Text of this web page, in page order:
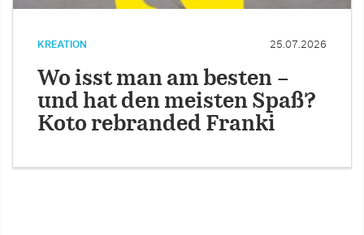
KREATION 25.07.2026
Wo isst man am besten –
und hat den meisten Spaß?
Koto rebranded Franki